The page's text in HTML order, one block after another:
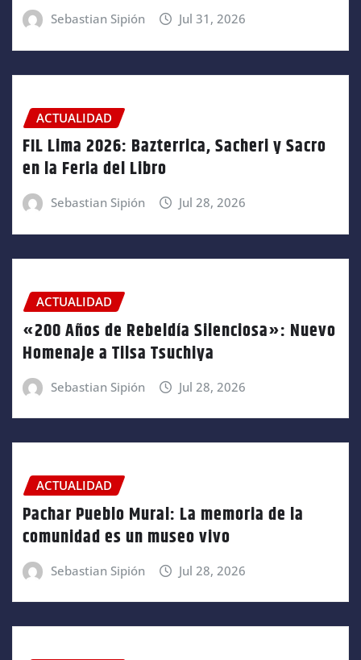
Sebastian Sipión Jul 31, 2026
ACTUALIDAD
FIL Lima 2026: Bazterrica, Sacheri y Sacro
en la Feria del Libro
Sebastian Sipión Jul 28, 2026
ACTUALIDAD
«200 Años de Rebeldía Silenciosa»: Nuevo
Homenaje a Tilsa Tsuchiya
Sebastian Sipión Jul 28, 2026
ACTUALIDAD
Pachar Pueblo Mural: La memoria de la
comunidad es un museo vivo
Sebastian Sipión Jul 28, 2026